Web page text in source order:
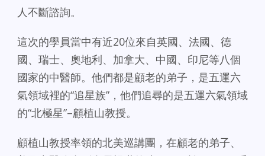
人不斷諮詢。
這次的學員當中有近20位來自英國、法國、德
國、瑞士、奧地利、加拿大、中國、印尼等八個
國家的中醫師。他們都是顧老的弟子，是五運六
氣領域裡的“追星族”，他們追尋的是五運六氣領域
的“北極星”–顧植山教授。
顧植山教授率領的北美巡講團，在顧老的弟子、